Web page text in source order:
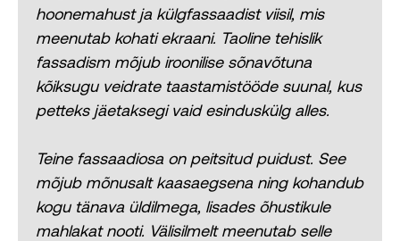
hoonemahust ja külgfassaadist viisil, mis
meenutab kohati ekraani. Taoline tehislik
fassadism mõjub iroonilise sõnavõtuna
kõiksugu veidrate taastamistööde suunal, kus
petteks jäetaksegi vaid esinduskülg alles.
Teine fassaadiosa on peitsitud puidust. See
mõjub mõnusalt kaasaegsena ning kohandub
kogu tänava üldilmega, lisades õhustikule
mahlakat nooti. Välisilmelt meenutab selle